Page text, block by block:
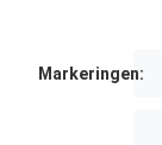
Markeringen: